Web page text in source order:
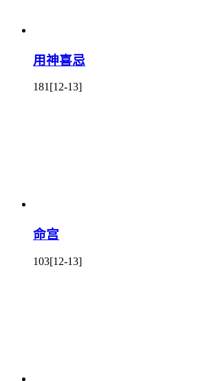
用神喜忌
181[12-13]
命宫
103[12-13]